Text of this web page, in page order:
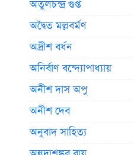
অতুলচন্দ্র গুপ্ত
অদ্বৈত মল্লবর্মণ
অদ্রীশ বর্ধন
অনির্বাণ বন্দ্যোপাধ্যায়
অনীশ দাস অপু
অনীশ দেব
অনুবাদ সাহিত্য